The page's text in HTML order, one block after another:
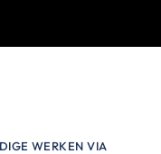
WERKEN VIA